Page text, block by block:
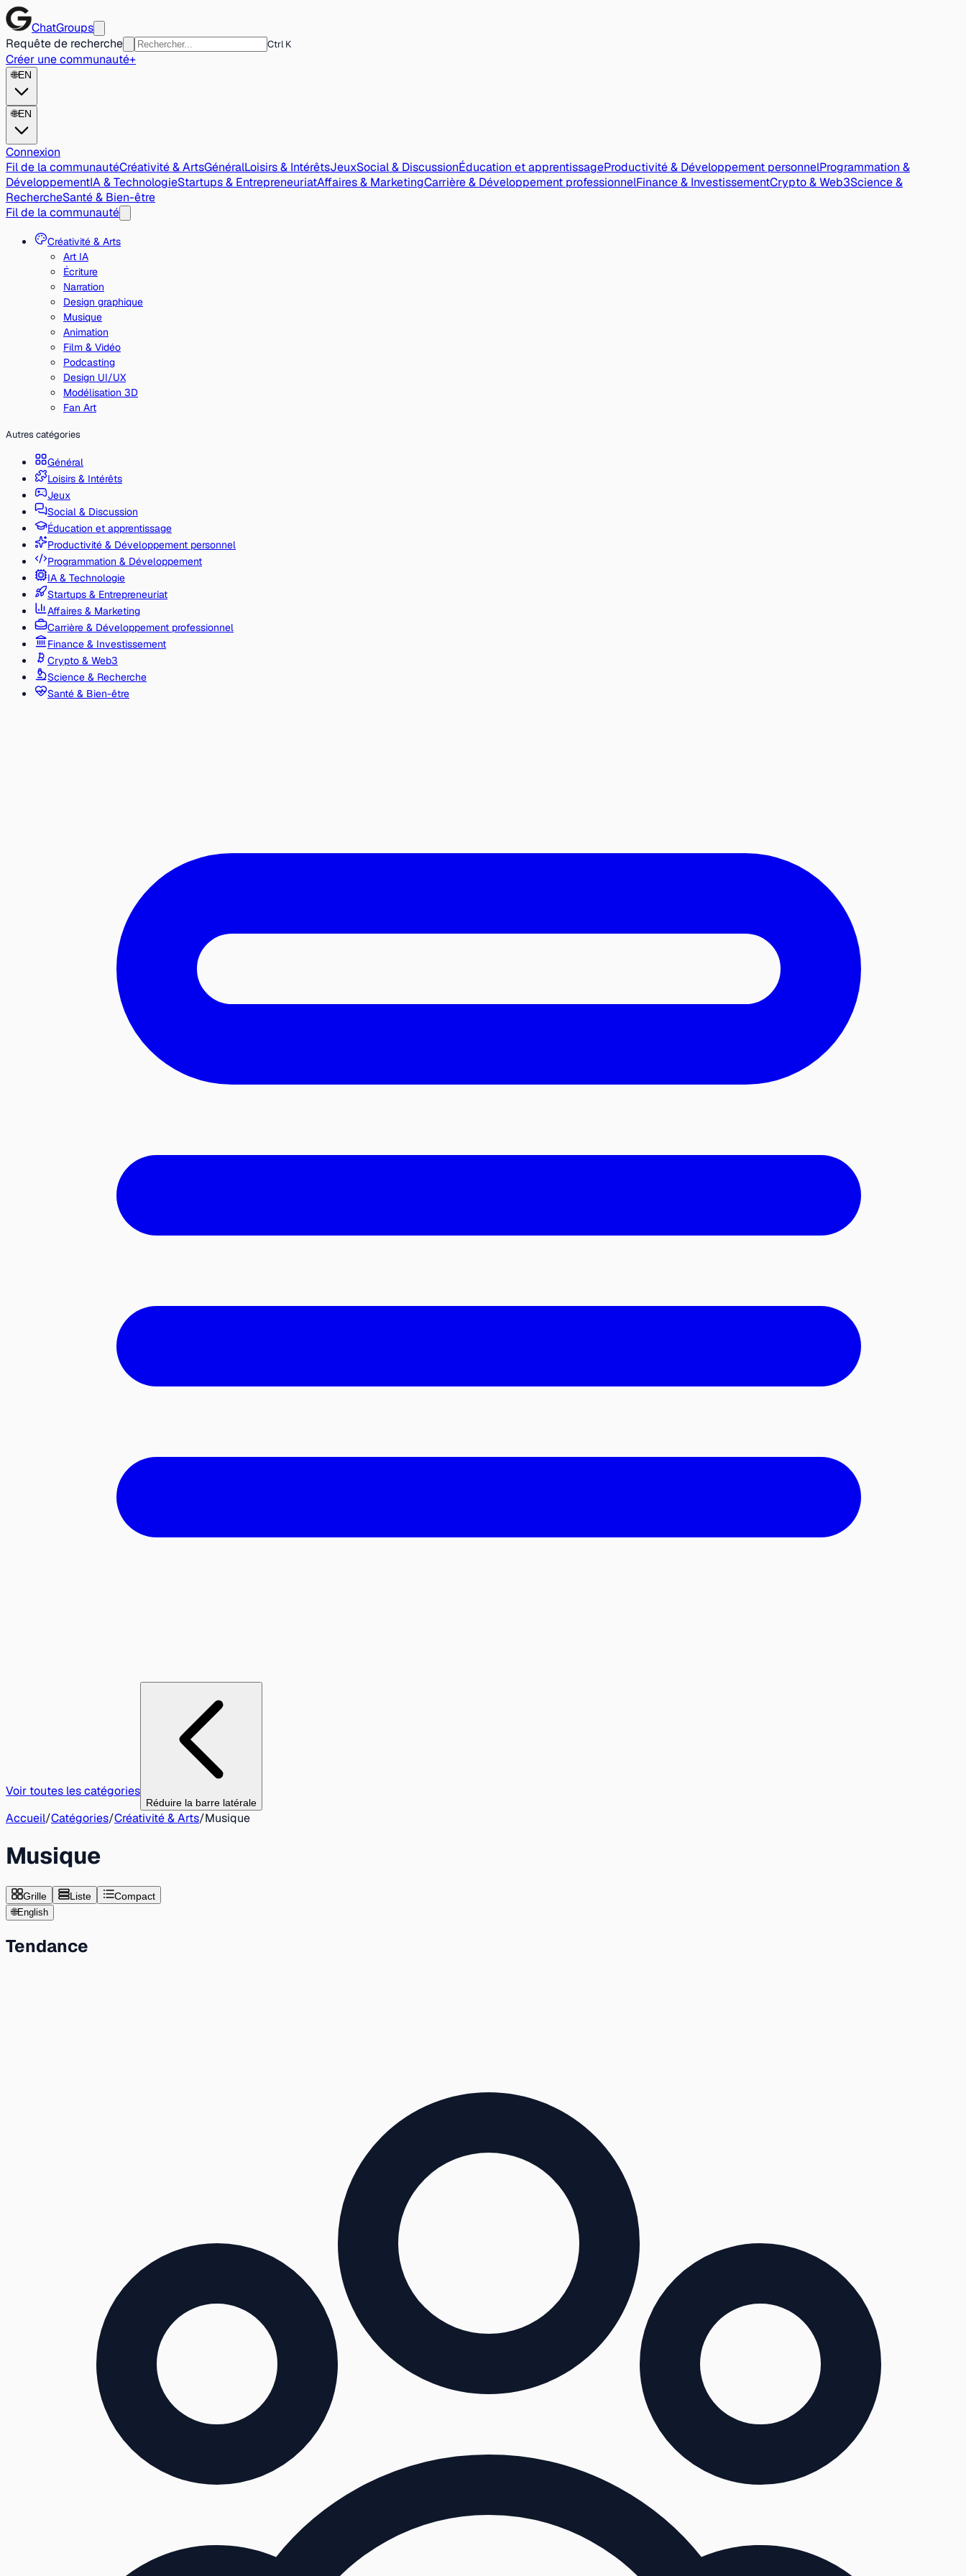
ChatGroups
Requête de recherche
Ctrl K
Créer une communauté+
🌐EN
🌐EN
Connexion
Fil de la communautéCréativité & ArtsGénéralLoisirs & IntérêtsJeuxSocial & DiscussionÉducation et apprentissageProductivité & Développement personnelProgrammation &
DéveloppementIA & TechnologieStartups & EntrepreneuriatAffaires & MarketingCarrière & Développement professionnelFinance & InvestissementCrypto & Web3Science &
RechercheSanté & Bien-être
Fil de la communauté
Créativité & Arts
Art IA
Écriture
Narration
Design graphique
Musique
Animation
Film & Vidéo
Podcasting
Design UI/UX
Modélisation 3D
Fan Art
Autres catégories
Général
Loisirs & Intérêts
Jeux
Social & Discussion
Éducation et apprentissage
Productivité & Développement personnel
Programmation & Développement
IA & Technologie
Startups & Entrepreneuriat
Affaires & Marketing
Carrière & Développement professionnel
Finance & Investissement
Crypto & Web3
Science & Recherche
Santé & Bien-être
Voir toutes les catégories
Réduire la barre latérale
Accueil/Catégories/Créativité & Arts/Musique
Musique
Grille Liste Compact
🌐English
Tendance